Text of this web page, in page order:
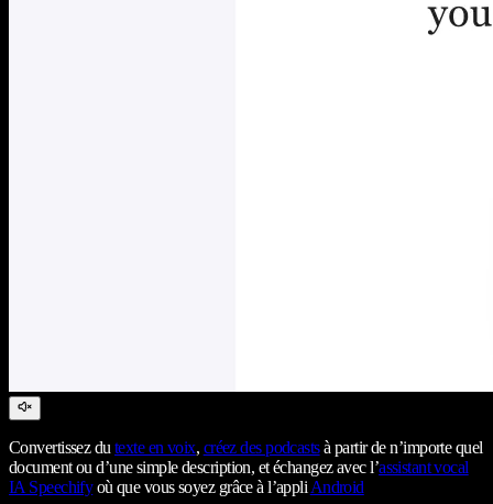
Convertissez dutexte en voix, créez des podcastsà partir de n’importe quel
document ou d’une simple description, et échangez avec l’assistant vocal
IA Speechifyoù que vous soyez grâce à l’appliAndroid